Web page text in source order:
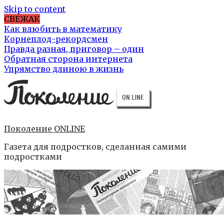
Skip to content
СВЕЖАК
Как влюбить в математику
Корнеплод-рекордсмен
Правда разная, приговор – один
Обратная сторона интернета
Упрямство длиною в жизнь
Поколение ONLINE
Газета для подростков, сделанная самими
подростками